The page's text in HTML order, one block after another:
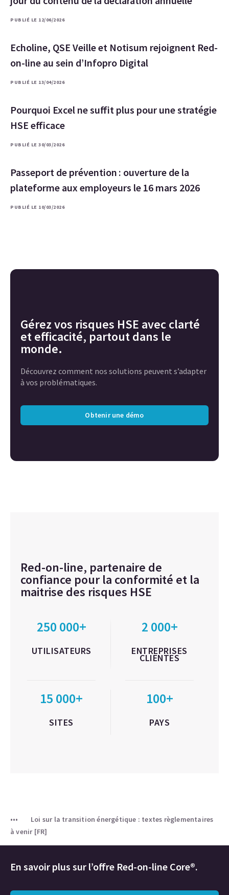
PUBLIÉ LE 12/06/2026
Echoline, QSE Veille et Notisum rejoignent Red-
on-line au sein d’Infopro Digital
PUBLIÉ LE 13/04/2026
Pourquoi Excel ne suffit plus pour une stratégie
HSE efficace
PUBLIÉ LE 30/03/2026
Passeport de prévention : ouverture de la
plateforme aux employeurs le 16 mars 2026
PUBLIÉ LE 10/03/2026
Gérez vos risques HSE avec clarté
et efficacité, partout dans le
monde.
Découvrez comment nos solutions peuvent s’adapter
à vos problématiques.
Obtenir une démo
Red-on-line, partenaire de
confiance pour la conformité et la
maitrise des risques HSE
250 000+
UTILISATEURS
2 000+
ENTREPRISES
CLIENTES
15 000+
SITES
100+
PAYS
Loi sur la transition énergétique : textes règlementaires
à venir [FR]
En savoir plus sur l’offre Red-on-line Core®.